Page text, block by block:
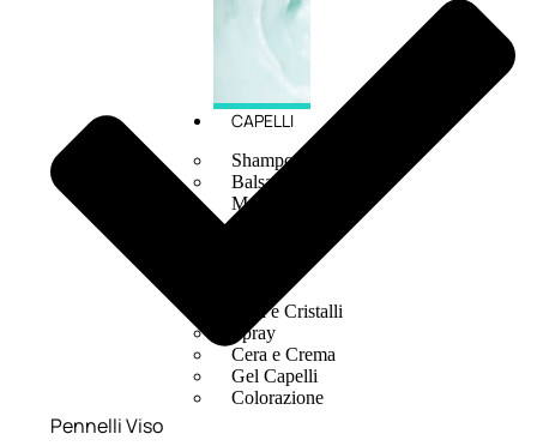
CAPELLI
Shampoo
Balsamo
Mousse
Olii Capelli
Sieri e Cristalli
Spray
Cera e Crema
Gel Capelli
Colorazione
Pennelli Viso